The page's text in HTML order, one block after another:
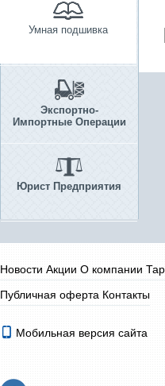
Умная подшивка
Экспортно-
Импортные Операции
Юрист Предприятия
Новости Акции О компании
Публичная оферта Контакты
Мобильная версия сайта